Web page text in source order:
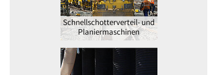
Schnellschotterverteil- und
Planiermaschinen